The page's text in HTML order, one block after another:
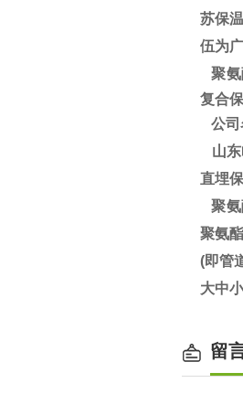
苏保
伍为
聚
复合
公司
山东
直埋
聚氨
聚氨
(即管
大中
留